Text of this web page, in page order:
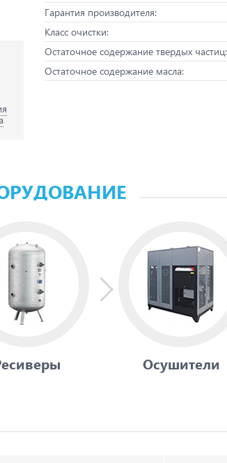
Гарантия производителя:
Класс очистки:
Остаточное содержание твердых частиц:
Остаточное содержание масла:
Осушители